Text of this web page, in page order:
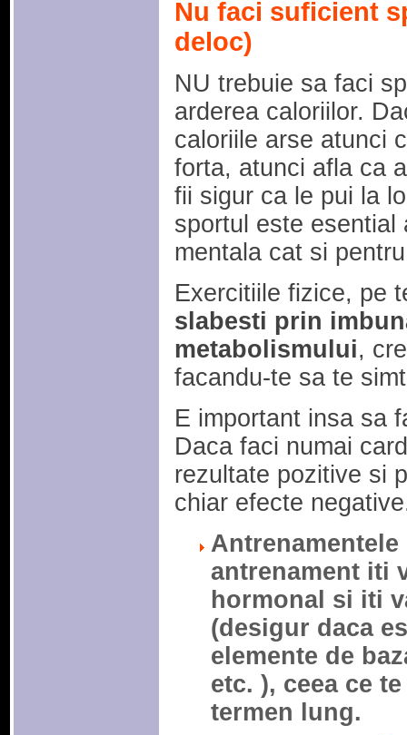
Nu faci suficient
deloc)
NU trebuie sa faci
arderea caloriilor.
caloriile arse atunci
forta, atunci afla ca
fii sigur ca le pui la
sportul este esential
mentala cat si
Exercitiile fizice, pe
slabesti prin
metabolismului,
facandu-te sa te
E important insa sa
Daca faci numai
rezultate pozitive si
chiar efecte
antrenament iti
hormonal si iti
(desigur daca
elemente de
etc. ), ceea ce
termen lung.